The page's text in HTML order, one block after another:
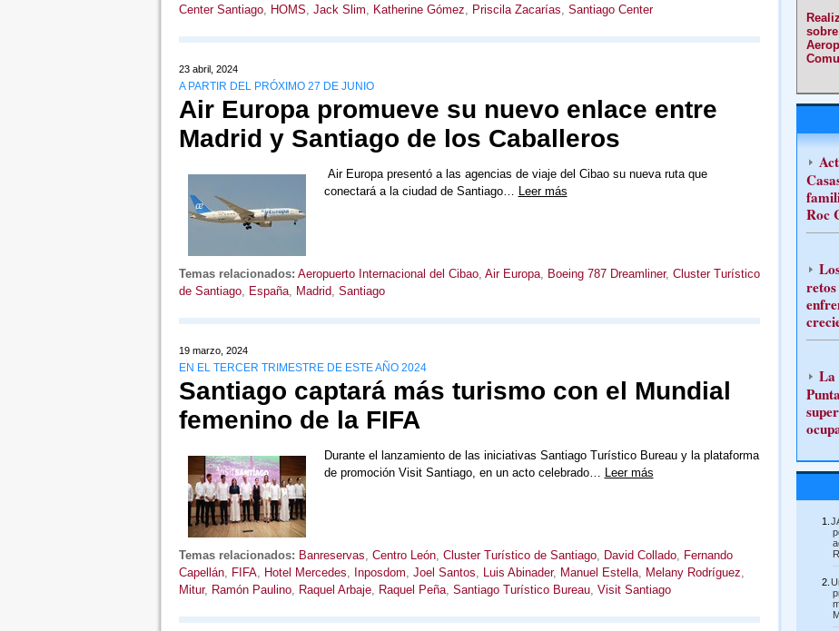
Center Santiago, HOMS, Jack Slim, Katherine Gómez, Priscila Zacarías, Santiago Center
23 abril, 2024
A PARTIR DEL PRÓXIMO 27 DE JUNIO
Air Europa promueve su nuevo enlace entre
Madrid y Santiago de los Caballeros
Air Europa presentó a las agencias de viaje del Cibao su nueva ruta que
conectará a la ciudad de Santiago… Leer más
Temas relacionados: Aeropuerto Internacional del Cibao, Air Europa, Boeing 787 Dreamliner, Cluster Turístico
de Santiago, España, Madrid, Santiago
19 marzo, 2024
EN EL TERCER TRIMESTRE DE ESTE AÑO 2024
Santiago captará más turismo con el Mundial
femenino de la FIFA
Durante el lanzamiento de las iniciativas Santiago Turístico Bureau y la plataforma
de promoción Visit Santiago, en un acto celebrado… Leer más
Temas relacionados: Banreservas, Centro León, Cluster Turístico de Santiago, David Collado, Fernando
Capellán, FIFA, Hotel Mercedes, Inposdom, Joel Santos, Luis Abinader, Manuel Estella, Melany Rodríguez,
Mitur, Ramón Paulino, Raquel Arbaje, Raquel Peña, Santiago Turístico Bureau, Visit Santiago
sobre
Roc
La